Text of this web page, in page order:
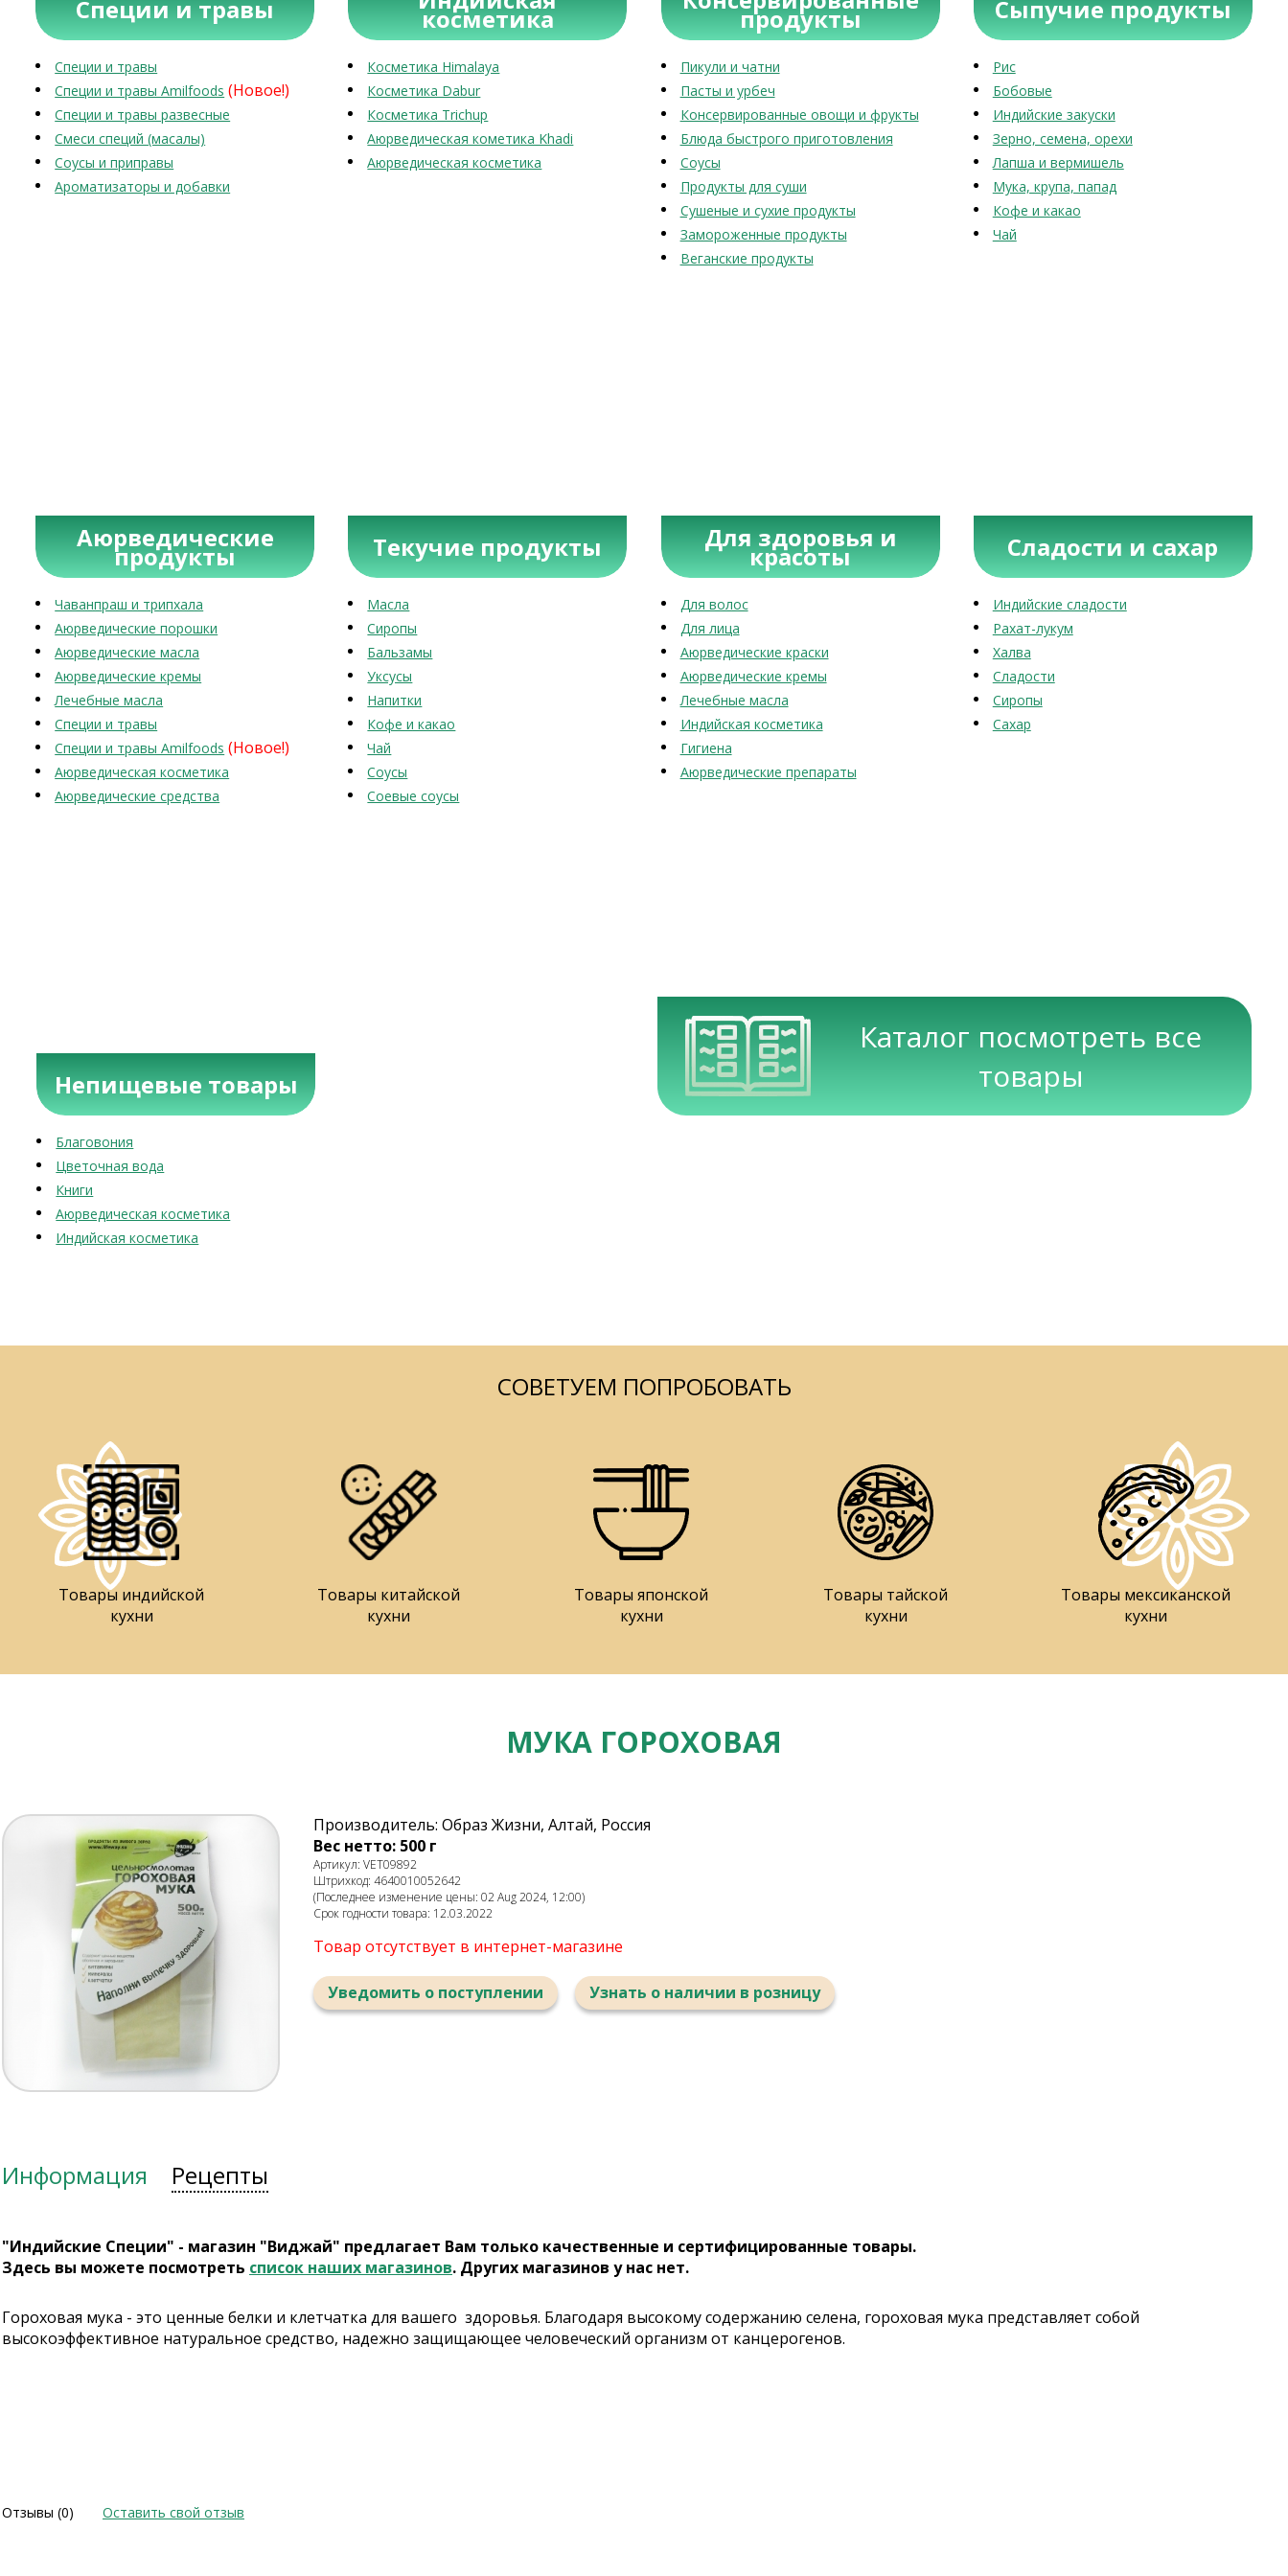
Специи и травы
Специи и травы
Специи и травы Amilfoods (Новое!)
Специи и травы развесные
Смеси специй (масалы)
Соусы и приправы
Ароматизаторы и добавки
косметика
Косметика Himalaya
Косметика Dabur
Косметика Trichup
Аюрведическая кометика Khadi
Аюрведическая косметика
продукты
Пикули и чатни
Пасты и урбеч
Консервированные овощи и фрукты
Блюда быстрого приготовления
Соусы
Продукты для суши
Сушеные и сухие продукты
Замороженные продукты
Веганские продукты
Сыпучие продукты
Рис
Бобовые
Индийские закуски
Зерно, семена, орехи
Лапша и вермишель
Мука, крупа, папад
Кофе и какао
Чай
Аюрведические
продукты
Чаванпраш и трипхала
Аюрведические порошки
Аюрведические масла
Аюрведические кремы
Лечебные масла
Специи и травы
Специи и травы Amilfoods (Новое!)
Аюрведическая косметика
Аюрведические средства
Текучие продукты
Масла
Сиропы
Бальзамы
Уксусы
Напитки
Кофе и какао
Чай
Соусы
Соевые соусы
Для здоровья и
красоты
Для волос
Для лица
Аюрведические краски
Аюрведические кремы
Лечебные масла
Индийская косметика
Гигиена
Аюрведические препараты
Сладости и сахар
Индийские сладости
Рахат-лукум
Халва
Сладости
Сиропы
Сахар
Непищевые товары
Благовония
Цветочная вода
Книги
Аюрведическая косметика
Индийская косметика
Каталог посмотреть все
товары
СОВЕТУЕМ ПОПРОБОВАТЬ
Товары индийской
кухни
Товары китайской
кухни
Товары японской
кухни
Товары тайской
кухни
Товары мексиканской
кухни
МУКА ГОРОХОВАЯ
Производитель: Образ Жизни, Алтай, Россия
Вес нетто: 500 г
Артикул: VET09892
Штрихкод: 4640010052642
(Последнее изменение цены: 02 Aug 2024, 12:00)
Срок годности товара: 12.03.2022
Товар отсутствует в интернет-магазине
Уведомить о поступлении Узнать о наличии в розницу
Информация Рецепты
"Индийские Специи" - магазин "Виджай" предлагает Вам только качественные и сертифицированные товары.
Здесь вы можете посмотреть список наших магазинов. Других магазинов у нас нет.
Гороховая мука - это ценные белки и клетчатка для вашего здоровья. Благодаря высокому содержанию селена, гороховая мука представляет собой
высокоэффективное натуральное средство, надежно защищающее человеческий организм от канцерогенов.
Отзывы (0) Оставить свой отзыв